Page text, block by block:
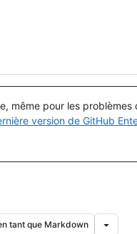
même pour les problèmes
version de GitHub
tant que Markdown